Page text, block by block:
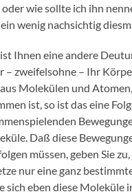
wie sollte ich ihn
wenig nachsichtig
Ihnen eine andere
– zweifelsohne – Ihr
Molekülen und
ist, so ist das eine
Daß diese
müssen, geben Sie zu,
nur eine ganz
sich eben diese Moleküle